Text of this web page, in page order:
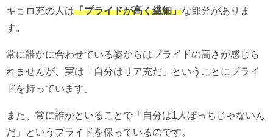
キョロ充の人は「プライドが高く繊細」な部分がありま
す。
常に誰かに合わせている姿からはプライドの高さが感じら
れませんが、実は「自分はリア充だ」ということにプライ
ドを持っています。
また、常に誰かといることで「自分は1人ぼっちじゃないん
だ」というプライドを保っているのです。